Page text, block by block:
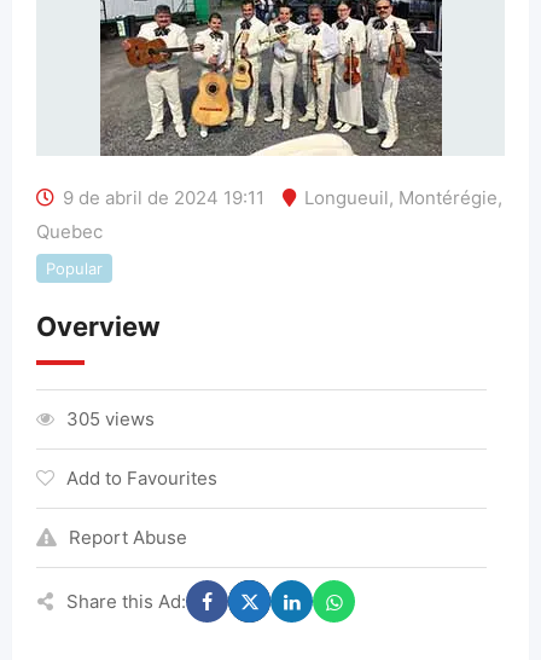
9 de abril de 2024 19:11 Longueuil, Montérégie,
Quebec
Popular
Overview
305 views
Add to Favourites
Report Abuse
Share this Ad: